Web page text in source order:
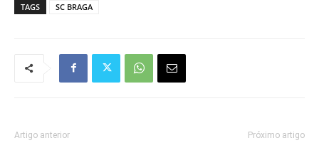
TAGS SC BRAGA
Artigo anterior Próximo artigo